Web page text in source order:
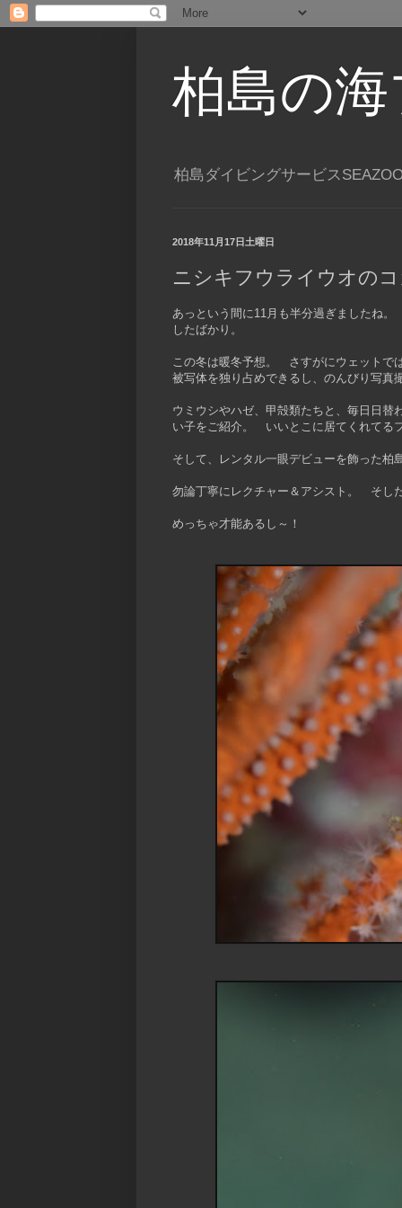
柏島の
柏島ダイビングサービス
2018年11月17日土曜日
ニシキフウライウオの
あっという間に11月も半分過ぎましたね
したばかり。
この冬は暖冬予想。 さすがにウェットで
被写体を独り占めできるし、のんびり写真
ウミウシやハゼ、甲殻類たちと、毎日日替
い子をご紹介。 いいとこに居てくれてる
そして、レンタル一眼デビューを飾った
勿論丁寧にレクチャー＆アシスト。 そし
めっちゃ才能あるし～！